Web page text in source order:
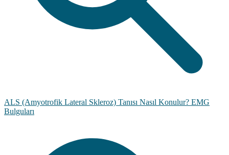
ALS (Amyotrofik Lateral Skleroz) Tanısı Nasıl Konulur? EMG
Bulguları